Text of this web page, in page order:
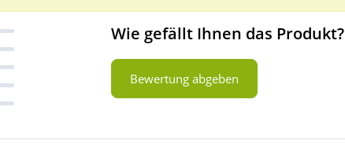
Wie gefällt Ihnen das Produkt?
Bewertung abgeben